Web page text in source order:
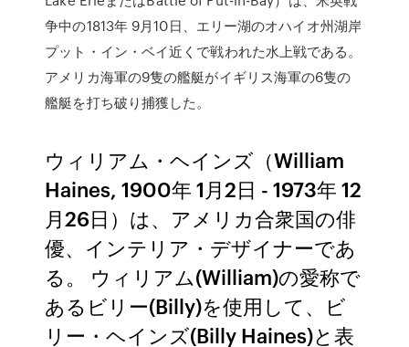
争中の1813年 9月10日、エリー湖のオハイオ州湖岸
プット・イン・ベイ近くで戦われた水上戦である。
アメリカ海軍の9隻の艦艇がイギリス海軍の6隻の
艦艇を打ち破り捕獲した。
ウィリアム・ヘインズ（William
Haines, 1900年 1月2日 - 1973年 12
月26日）は、アメリカ合衆国の俳
優、インテリア・デザイナーであ
る。 ウィリアム(William)の愛称で
あるビリー(Billy)を使用して、ビ
リー・ヘインズ(Billy Haines)と表